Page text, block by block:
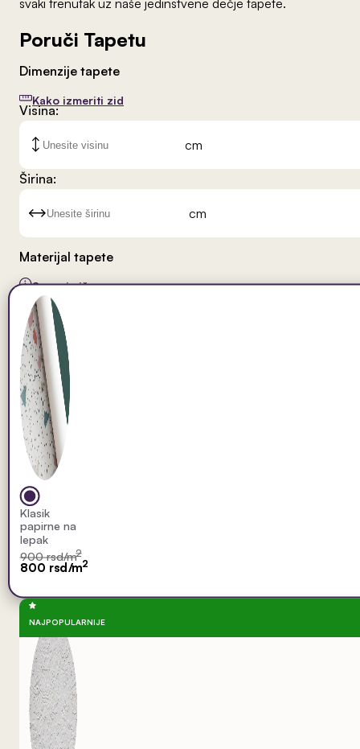
Poruči Tapetu
Dimenzije tapete
Kako izmeriti zid
Visina:
cm
Širina:
cm
Materijal tapete
Saznaj više
Klasik
papirne na
lepak
900 rsd/m2
800 rsd/m2
NAJPOPULARNIJE